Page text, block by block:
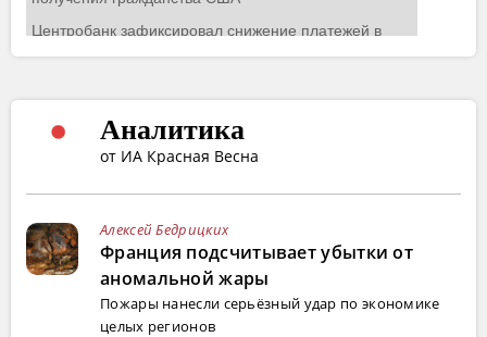
Аналитика
от ИА Красная Весна
Алексей Бедрицких
Франция подсчитывает убытки от
аномальной жары
Пожары нанесли серьёзный удар по экономике
целых регионов